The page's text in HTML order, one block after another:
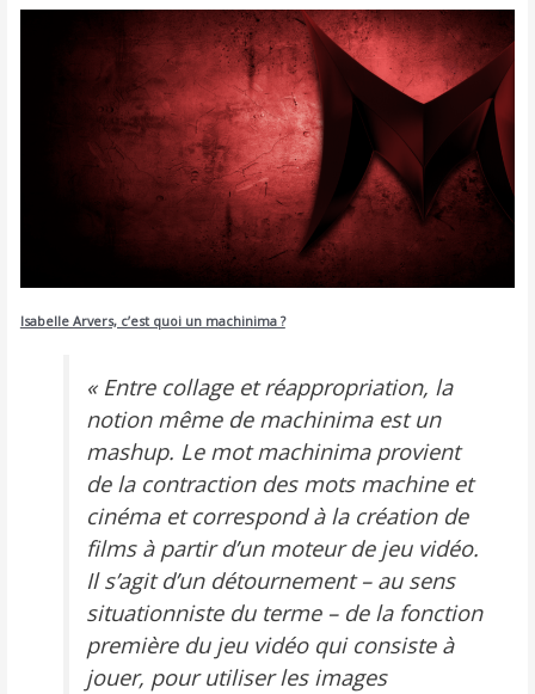
Isabelle Arvers, c’est quoi un machinima ?
« Entre collage et réappropriation, la
notion même de machinima est un
mashup. Le mot machinima provient
de la contraction des mots machine et
cinéma et correspond à la création de
films à partir d’un moteur de jeu vidéo.
Il s’agit d’un détournement – au sens
situationniste du terme – de la fonction
première du jeu vidéo qui consiste à
jouer, pour utiliser les images